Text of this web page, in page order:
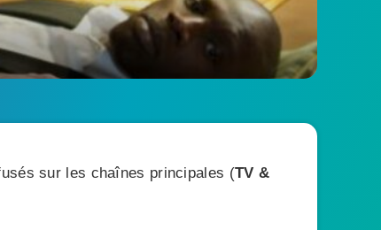
sur les chaînes principales (TV &